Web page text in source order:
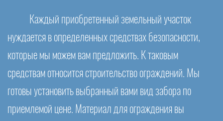
Каждый приобретенный земельный участок
нуждается в определенных средствах безопасности,
которые мы можем вам предложить. К таковым
средствам относится строительство ограждений. Мы
готовы установить выбранный вами вид забора по
приемлемой цене. Материал для ограждения вы